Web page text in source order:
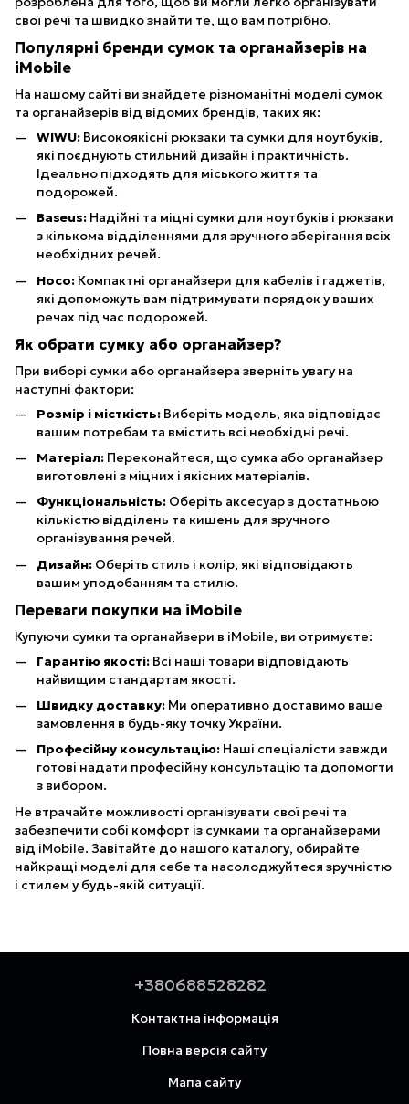
свої речі та швидко знайти те, що вам потрібно.
Популярні бренди сумок та органайзерів на
iMobile
На нашому сайті ви знайдете різноманітні моделі сумок
та органайзерів від відомих брендів, таких як:
WIWU: Високоякісні рюкзаки та сумки для ноутбуків,
які поєднують стильний дизайн і практичність.
Ідеально підходять для міського життя та
подорожей.
Baseus: Надійні та міцні сумки для ноутбуків і рюкзаки
з кількома відділеннями для зручного зберігання всіх
необхідних речей.
Hoco: Компактні органайзери для кабелів і гаджетів,
які допоможуть вам підтримувати порядок у ваших
речах під час подорожей.
Як обрати сумку або органайзер?
При виборі сумки або органайзера зверніть увагу на
наступні фактори:
Розмір і місткість: Виберіть модель, яка відповідає
вашим потребам та вмістить всі необхідні речі.
Матеріал: Переконайтеся, що сумка або органайзер
виготовлені з міцних і якісних матеріалів.
Функціональність: Оберіть аксесуар з достатньою
кількістю відділень та кишень для зручного
організування речей.
Дизайн: Оберіть стиль і колір, які відповідають
вашим уподобанням та стилю.
Переваги покупки на iMobile
Купуючи сумки та органайзери в iMobile, ви отримуєте:
Гарантію якості: Всі наші товари відповідають
найвищим стандартам якості.
Швидку доставку: Ми оперативно доставимо ваше
замовлення в будь-яку точку України.
Професійну консультацію: Наші спеціалісти завжди
готові надати професійну консультацію та допомогти
з вибором.
Не втрачайте можливості організувати свої речі та
забезпечити собі комфорт із сумками та органайзерами
від iMobile. Завітайте до нашого каталогу, обирайте
найкращі моделі для себе та насолоджуйтеся зручністю
і стилем у будь-якій ситуації.
+380688528282
Контактна інформація
Повна версія сайту
Мапа сайту